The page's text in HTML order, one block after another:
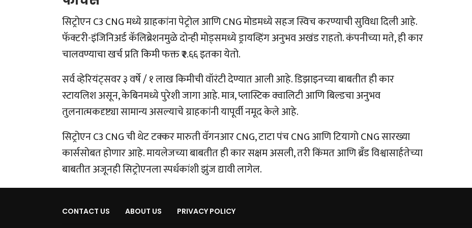
सिट्रोएन C3 CNG मध्ये ग्राहकांना पेट्रोल आणि CNG मोडमध्ये सहज स्विच करण्याची सुविधा दिली आहे.
फॅक्टरी-इंजिनिअर्ड कॅलिब्रेशनमुळे दोन्ही मोड्समध्ये ड्रायव्हिंग अनुभव अखंड राहतो. कंपनीच्या मते, ही कार
चालवण्याचा खर्च प्रति किमी फक्त ₹२.६६ इतका येतो.
सर्व व्हेरियंट्सवर ३ वर्षे / १ लाख किमीची वॉरंटी देण्यात आली आहे. डिझाइनच्या बाबतीत ही कार
स्टायलिश असून, केबिनमध्ये पुरेशी जागा आहे. मात्र, प्लास्टिक क्वालिटी आणि बिल्डचा अनुभव
तुलनात्मकदृष्ट्या सामान्य असल्याचे ग्राहकांनी यापूर्वी नमूद केले आहे.
सिट्रोएन C3 CNG ची थेट टक्कर मारुती वॅगनआर CNG, टाटा पंच CNG आणि टियागो CNG सारख्या
कार्ससोबत होणार आहे. मायलेजच्या बाबतीत ही कार सक्षम असली, तरी किंमत आणि ब्रँड विश्वासार्हतेच्या
बाबतीत अजूनही सिट्रोएनला स्पर्धकांशी झुंज द्यावी लागेल.
CONTACT US ABOUT US PRIVACY POLICY